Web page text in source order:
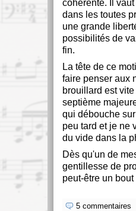
cohérente. Il
dans les toutes
une grande
possibilités de
fin.
La tête de ce
faire penser aux
brouillard est
septième
qui débouche
peu tard et je ne
du vide dans la
Dès qu'un de
gentillesse de
peut-être un
5 commentaires